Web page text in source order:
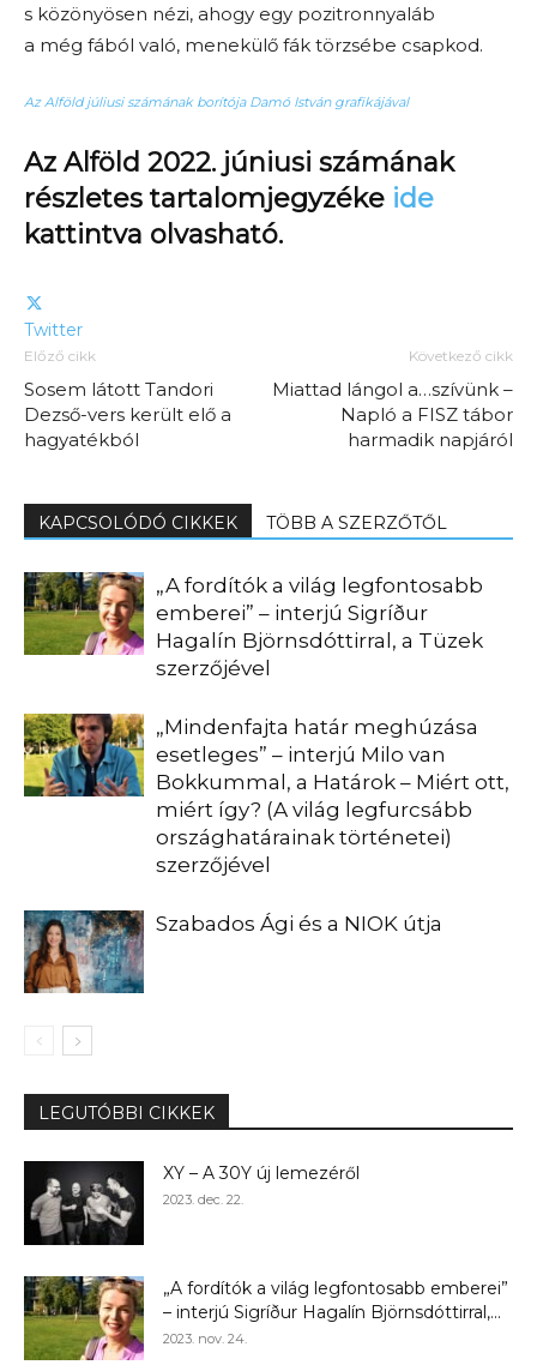
s közönyösen nézi, ahogy egy pozitronnyaláb
a még fából való, menekülő fák törzsébe csapkod.
Az Alföld júliusi számának borítója Damó István grafikájával
Az Alföld 2022. júniusi számának
részletes tartalomjegyzéke ide
kattintva olvasható.
Twitter
Előző cikk
Sosem látott Tandori
Dezső-vers került elő a
hagyatékból
Következő cikk
Miattad lángol a…szívünk –
Napló a FISZ tábor
harmadik napjáról
KAPCSOLÓDÓ CIKKEK TÖBB A SZERZŐTŐL
„A fordítók a világ legfontosabb
emberei” – interjú Sigríður
Hagalín Björnsdóttirral, a Tüzek
szerzőjével
„Mindenfajta határ meghúzása
esetleges” – interjú Milo van
Bokkummal, a Határok – Miért ott,
miért így? (A világ legfurcsább
országhatárainak történetei)
szerzőjével
Szabados Ági és a NIOK útja
LEGUTÓBBI CIKKEK
XY – A 30Y új lemezéről
2023. dec. 22.
„A fordítók a világ legfontosabb emberei”
– interjú Sigríður Hagalín Björnsdóttirral,...
2023. nov. 24.